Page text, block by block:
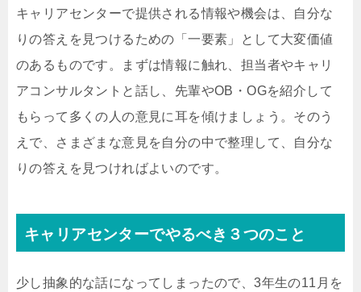
キャリアセンターで提供される情報や機会は、自分な
りの答えを見つけるための「一要素」として大変価値
のあるものです。まずは情報に触れ、担当者やキャリ
アコンサルタントと話し、先輩やOB・OGを紹介して
もらって多くの人の意見に耳を傾けましょう。そのう
えで、さまざまな意見を自分の中で整理して、自分な
りの答えを見つければよいのです。
キャリアセンターでやるべき３つのこと
少し抽象的な話になってしまったので、3年生の11月を